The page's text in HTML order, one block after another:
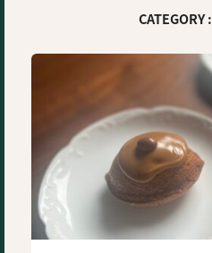
CATEGORY :